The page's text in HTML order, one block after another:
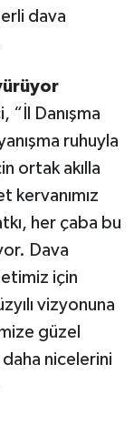
dava
“İl Danışma
ruhuyla
ortak akılla
kervanımız
her çaba bu
Dava
için
vizyonuna
güzel
nicelerini